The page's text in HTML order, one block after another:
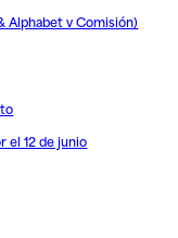
Alphabet v Comisión)
el 12 de junio